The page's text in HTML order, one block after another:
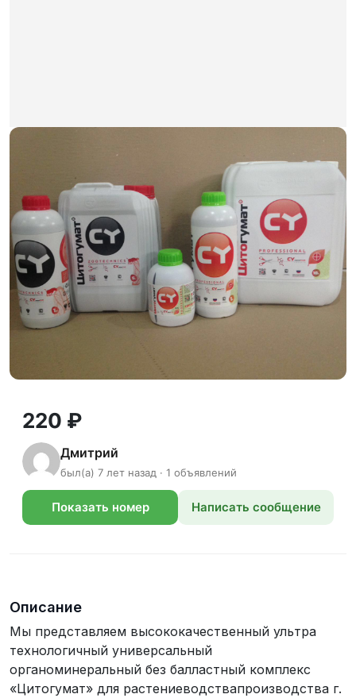
220 ₽
Дмитрий
был(а) 7 лет назад · 1 объявлений
Показать номер Написать сообщение
Описание
Мы представляем высококачественный ультра
технологичный универсальный
органоминеральный без балластный комплекс
«Цитогумат» для растениеводствапроизводства г.